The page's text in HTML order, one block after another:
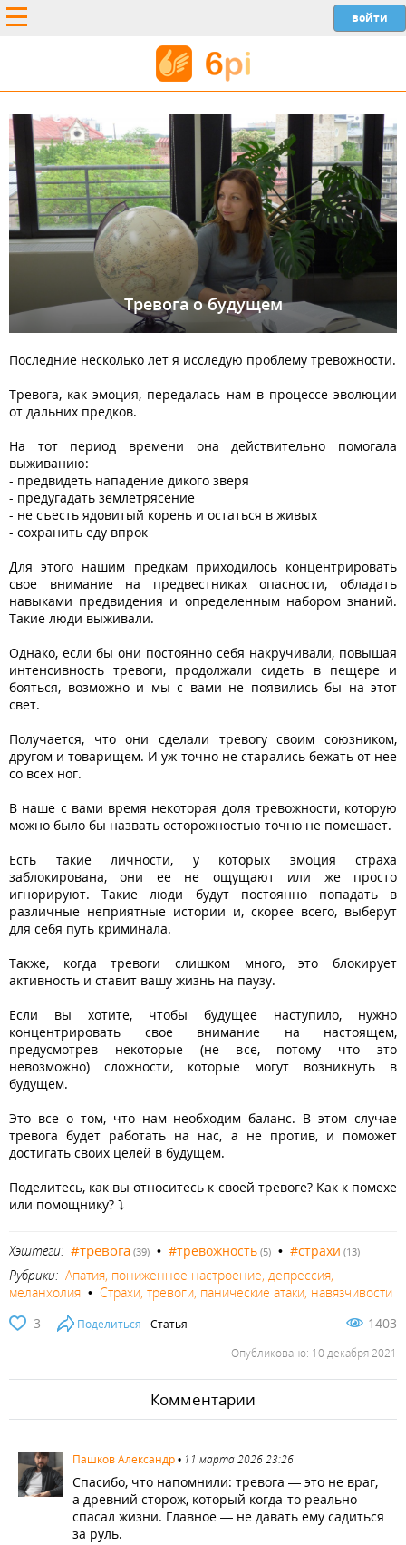
Тревога о будущем
Последние несколько лет я исследую проблему тревожности.
Тревога, как эмоция, передалась нам в процессе эволюции
от дальних предков.
На тот период времени она действительно помогала
выживанию:
- предвидеть нападение дикого зверя
- предугадать землетрясение
- не съесть ядовитый корень и остаться в живых
- сохранить еду впрок
Для этого нашим предкам приходилось концентрировать
свое внимание на предвестниках опасности, обладать
навыками предвидения и определенным набором знаний.
Такие люди выживали.
Однако, если бы они постоянно себя накручивали, повышая
интенсивность тревоги, продолжали сидеть в пещере и
бояться, возможно и мы с вами не появились бы на этот
свет.
Получается, что они сделали тревогу своим союзником,
другом и товарищем. И уж точно не старались бежать от нее
со всех ног.
В наше с вами время некоторая доля тревожности, которую
можно было бы назвать осторожностью точно не помешает.
Есть такие личности, у которых эмоция страха
заблокирована, они ее не ощущают или же просто
игнорируют. Такие люди будут постоянно попадать в
различные неприятные истории и, скорее всего, выберут
для себя путь криминала.
Также, когда тревоги слишком много, это блокирует
активность и ставит вашу жизнь на паузу.
Если вы хотите, чтобы будущее наступило, нужно
концентрировать свое внимание на настоящем,
предусмотрев некоторые (не все, потому что это
невозможно) сложности, которые могут возникнуть в
будущем.
Это все о том, что нам необходим баланс. В этом случае
тревога будет работать на нас, а не против, и поможет
достигать своих целей в будущем.
Поделитесь, как вы относитесь к своей тревоге? Как к помехе
или помощнику? ⤵️
Хэштеги: #тревога (39) • #тревожность (5) • #страхи (13)
Рубрики: Апатия, пониженное настроение, депрессия,
меланхолия • Страхи, тревоги, панические атаки, навязчивости
3
Поделиться Статья 1403
Опубликовано: 10 декабря 2021
Комментарии
2153 Пашков Александр• 11 марта 2026 23:26
Спасибо, что напомнили: тревога — это не враг,
а древний сторож, который когда-то реально
спасал жизни. Главное — не давать ему садиться
за руль.